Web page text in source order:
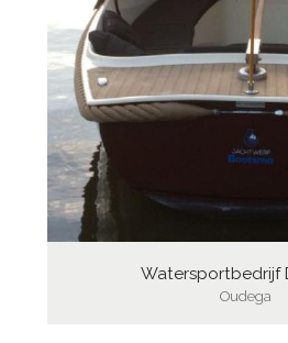
Watersportbedrijf
Oudega